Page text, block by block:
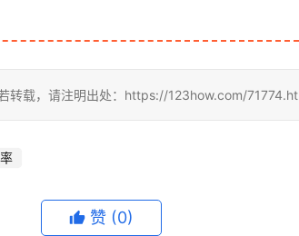
转载，请注明出处：https://123how.com/
赞 (0)